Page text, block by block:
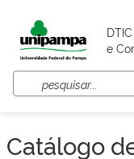
e
Catálogo